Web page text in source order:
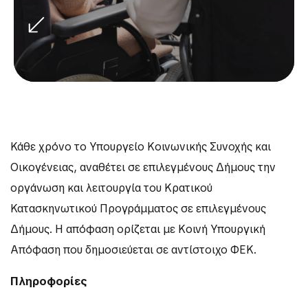
Κάθε χρόνο το Υπουργείο Κοινωνικής Συνοχής και
Οικογένειας, αναθέτει σε επιλεγμένους Δήμους την
οργάνωση και λειτουργία του Κρατικού
Κατασκηνωτικού Προγράμματος σε επιλεγμένους
Δήμους. Η απόφαση ορίζεται με Κοινή Υπουργική
Απόφαση που δημοσιεύεται σε αντίστοιχο ΦΕΚ.
Πληροφορίες